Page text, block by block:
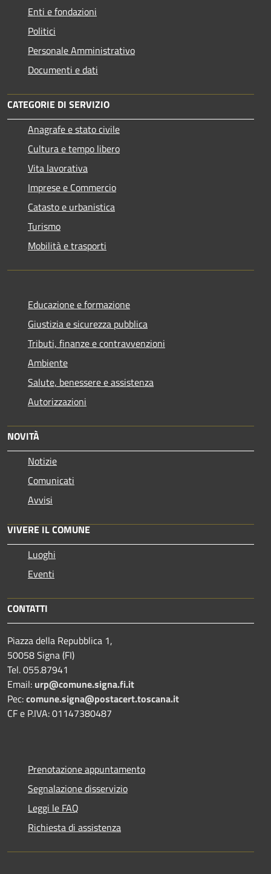
Enti e fondazioni
Politici
Personale Amministrativo
Documenti e dati
CATEGORIE DI SERVIZIO
Anagrafe e stato civile
Cultura e tempo libero
Vita lavorativa
Imprese e Commercio
Catasto e urbanistica
Turismo
Mobilità e trasporti
Educazione e formazione
Giustizia e sicurezza pubblica
Tributi, finanze e contravvenzioni
Ambiente
Salute, benessere e assistenza
Autorizzazioni
NOVITÀ
Notizie
Comunicati
Avvisi
VIVERE IL COMUNE
Luoghi
Eventi
CONTATTI
Piazza della Repubblica 1,
50058 Signa (FI)
Tel. 055.87941
Email: urp@comune.signa.fi.it
Pec:comune.signa@postacert.toscana.it
CF e P.IVA: 01147380487
Prenotazione appuntamento
Segnalazione disservizio
Leggi le FAQ
Richiesta di assistenza